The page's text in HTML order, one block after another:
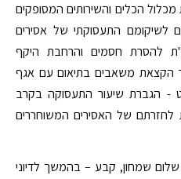
הכלים והשירותים המסופקים
לשיקומם התעסוקתי של אסירים
להסרת חסמים והרחבת היקף
הקצאת משאבים בתיאום עם אגף
- הגברת שיעור התעסוקה בקרב
לחזרתם של האסירים המשוחררים
שמחון, קבע – בהמשך לדיוני